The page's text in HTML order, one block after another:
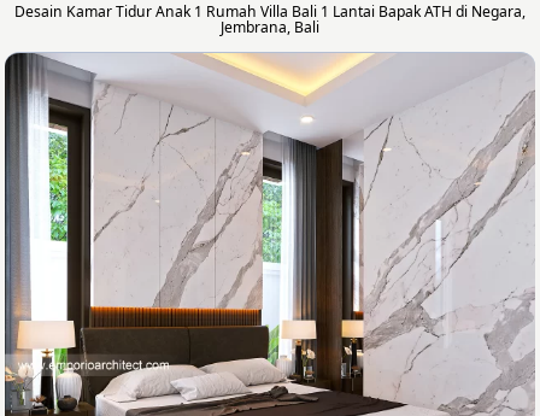
Desain Kamar Tidur Anak 1 Rumah Villa Bali 1 Lantai Bapak ATH di Negara,
Jembrana, Bali